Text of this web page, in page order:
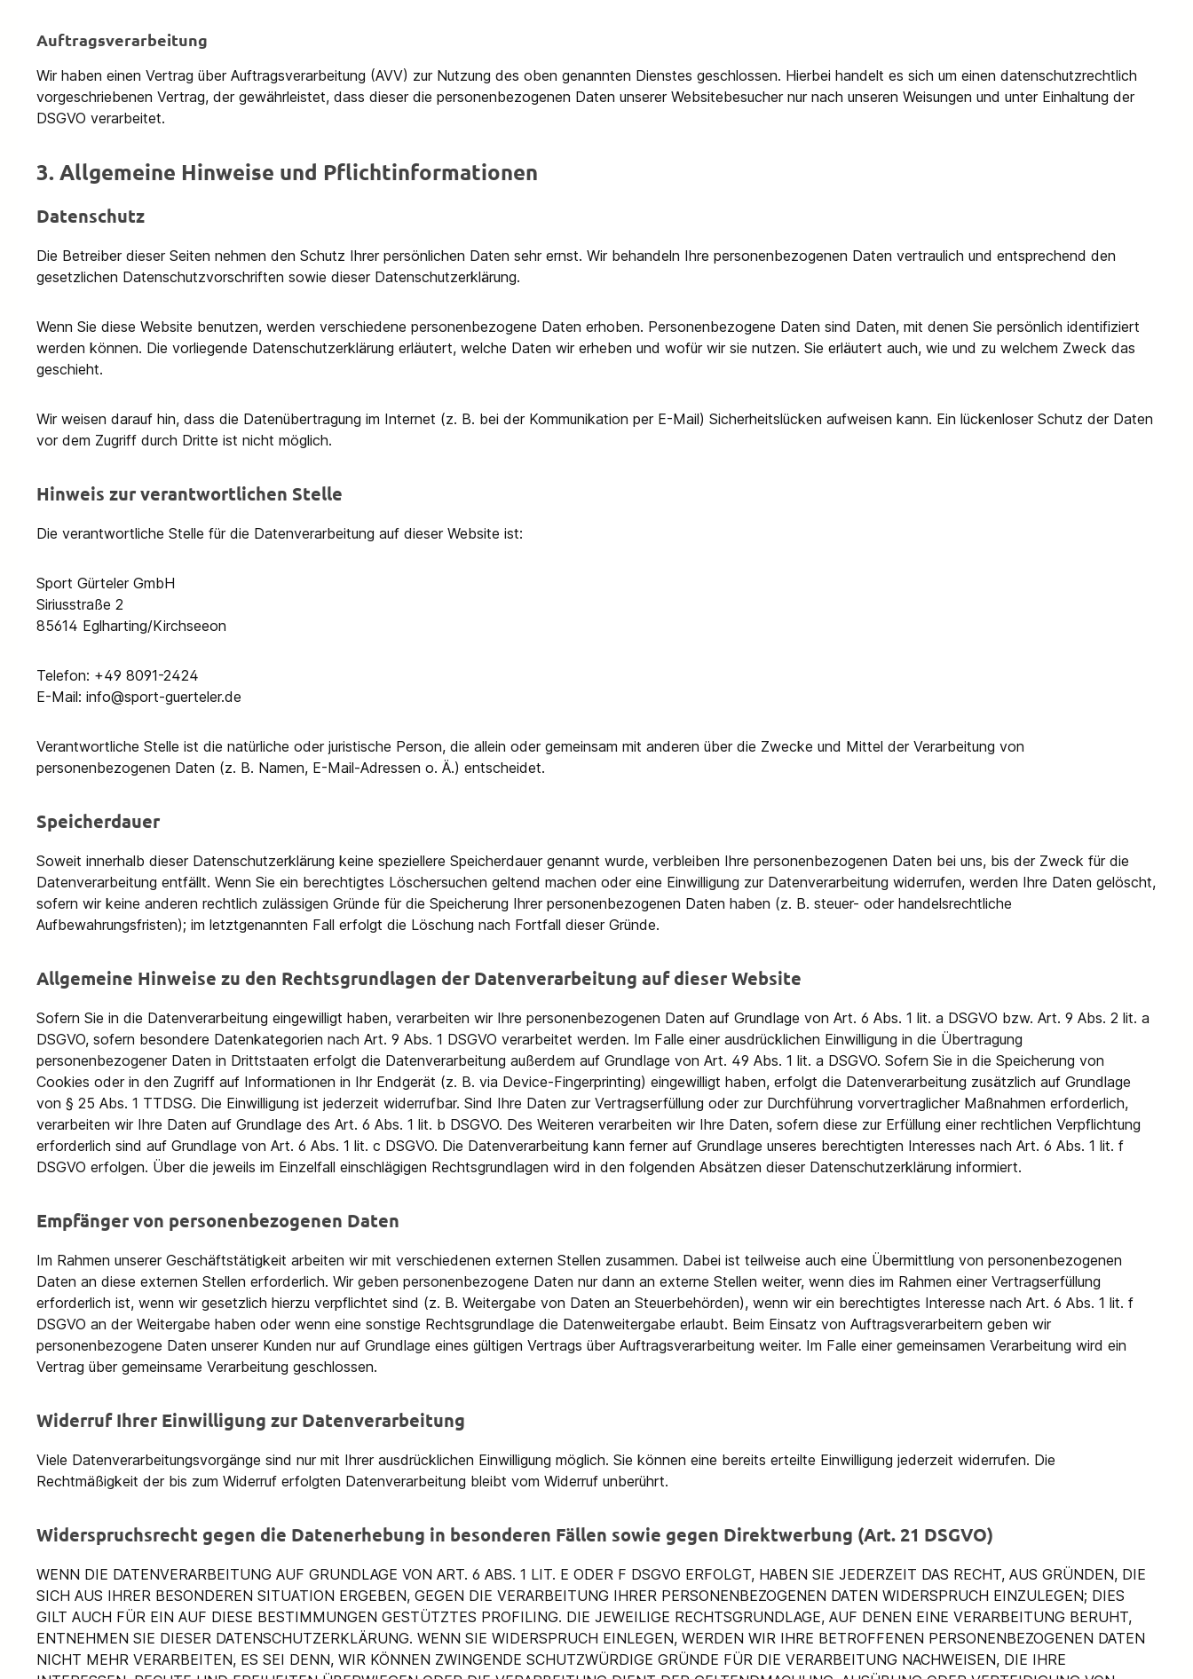
Auftragsverarbeitung
Wir haben einen Vertrag über Auftragsverarbeitung (AVV) zur Nutzung des oben genannten Dienstes geschlossen. Hierbei handelt es sich um einen datenschutzrechtlich
vorgeschriebenen Vertrag, der gewährleistet, dass dieser die personenbezogenen Daten unserer Websitebesucher nur nach unseren Weisungen und unter Einhaltung der
DSGVO verarbeitet.
3. Allgemeine Hinweise und Pflicht­informationen
Datenschutz
Die Betreiber dieser Seiten nehmen den Schutz Ihrer persönlichen Daten sehr ernst. Wir behandeln Ihre personenbezogenen Daten vertraulich und entsprechend den
gesetzlichen Datenschutzvorschriften sowie dieser Datenschutzerklärung.
Wenn Sie diese Website benutzen, werden verschiedene personenbezogene Daten erhoben. Personenbezogene Daten sind Daten, mit denen Sie persönlich identifiziert
werden können. Die vorliegende Datenschutzerklärung erläutert, welche Daten wir erheben und wofür wir sie nutzen. Sie erläutert auch, wie und zu welchem Zweck das
geschieht.
Wir weisen darauf hin, dass die Datenübertragung im Internet (z. B. bei der Kommunikation per E-Mail) Sicherheitslücken aufweisen kann. Ein lückenloser Schutz der Daten
vor dem Zugriff durch Dritte ist nicht möglich.
Hinweis zur verantwortlichen Stelle
Die verantwortliche Stelle für die Datenverarbeitung auf dieser Website ist:
Sport Gürteler GmbH
Siriusstraße 2
85614 Eglharting/Kirchseeon
Telefon: +49 8091-2424
E-Mail: info@sport-guerteler.de
Verantwortliche Stelle ist die natürliche oder juristische Person, die allein oder gemeinsam mit anderen über die Zwecke und Mittel der Verarbeitung von
personenbezogenen Daten (z. B. Namen, E-Mail-Adressen o. Ä.) entscheidet.
Speicherdauer
Soweit innerhalb dieser Datenschutzerklärung keine speziellere Speicherdauer genannt wurde, verbleiben Ihre personenbezogenen Daten bei uns, bis der Zweck für die
Datenverarbeitung entfällt. Wenn Sie ein berechtigtes Löschersuchen geltend machen oder eine Einwilligung zur Datenverarbeitung widerrufen, werden Ihre Daten gelöscht,
sofern wir keine anderen rechtlich zulässigen Gründe für die Speicherung Ihrer personenbezogenen Daten haben (z. B. steuer- oder handelsrechtliche
Aufbewahrungsfristen); im letztgenannten Fall erfolgt die Löschung nach Fortfall dieser Gründe.
Allgemeine Hinweise zu den Rechtsgrundlagen der Datenverarbeitung auf dieser Website
Sofern Sie in die Datenverarbeitung eingewilligt haben, verarbeiten wir Ihre personenbezogenen Daten auf Grundlage von Art. 6 Abs. 1 lit. a DSGVO bzw. Art. 9 Abs. 2 lit. a
DSGVO, sofern besondere Datenkategorien nach Art. 9 Abs. 1 DSGVO verarbeitet werden. Im Falle einer ausdrücklichen Einwilligung in die Übertragung
personenbezogener Daten in Drittstaaten erfolgt die Datenverarbeitung außerdem auf Grundlage von Art. 49 Abs. 1 lit. a DSGVO. Sofern Sie in die Speicherung von
Cookies oder in den Zugriff auf Informationen in Ihr Endgerät (z. B. via Device-Fingerprinting) eingewilligt haben, erfolgt die Datenverarbeitung zusätzlich auf Grundlage
von § 25 Abs. 1 TTDSG. Die Einwilligung ist jederzeit widerrufbar. Sind Ihre Daten zur Vertragserfüllung oder zur Durchführung vorvertraglicher Maßnahmen erforderlich,
verarbeiten wir Ihre Daten auf Grundlage des Art. 6 Abs. 1 lit. b DSGVO. Des Weiteren verarbeiten wir Ihre Daten, sofern diese zur Erfüllung einer rechtlichen Verpflichtung
erforderlich sind auf Grundlage von Art. 6 Abs. 1 lit. c DSGVO. Die Datenverarbeitung kann ferner auf Grundlage unseres berechtigten Interesses nach Art. 6 Abs. 1 lit. f
DSGVO erfolgen. Über die jeweils im Einzelfall einschlägigen Rechtsgrundlagen wird in den folgenden Absätzen dieser Datenschutzerklärung informiert.
Empfänger von personenbezogenen Daten
Im Rahmen unserer Geschäftstätigkeit arbeiten wir mit verschiedenen externen Stellen zusammen. Dabei ist teilweise auch eine Übermittlung von personenbezogenen
Daten an diese externen Stellen erforderlich. Wir geben personenbezogene Daten nur dann an externe Stellen weiter, wenn dies im Rahmen einer Vertragserfüllung
erforderlich ist, wenn wir gesetzlich hierzu verpflichtet sind (z. B. Weitergabe von Daten an Steuerbehörden), wenn wir ein berechtigtes Interesse nach Art. 6 Abs. 1 lit. f
DSGVO an der Weitergabe haben oder wenn eine sonstige Rechtsgrundlage die Datenweitergabe erlaubt. Beim Einsatz von Auftragsverarbeitern geben wir
personenbezogene Daten unserer Kunden nur auf Grundlage eines gültigen Vertrags über Auftragsverarbeitung weiter. Im Falle einer gemeinsamen Verarbeitung wird ein
Vertrag über gemeinsame Verarbeitung geschlossen.
Widerruf Ihrer Einwilligung zur Datenverarbeitung
Viele Datenverarbeitungsvorgänge sind nur mit Ihrer ausdrücklichen Einwilligung möglich. Sie können eine bereits erteilte Einwilligung jederzeit widerrufen. Die
Rechtmäßigkeit der bis zum Widerruf erfolgten Datenverarbeitung bleibt vom Widerruf unberührt.
Widerspruchsrecht gegen die Datenerhebung in besonderen Fällen sowie gegen Direktwerbung (Art. 21 DSGVO)
WENN DIE DATENVERARBEITUNG AUF GRUNDLAGE VON ART. 6 ABS. 1 LIT. E ODER F DSGVO ERFOLGT, HABEN SIE JEDERZEIT DAS RECHT, AUS GRÜNDEN, DIE
SICH AUS IHRER BESONDEREN SITUATION ERGEBEN, GEGEN DIE VERARBEITUNG IHRER PERSONENBEZOGENEN DATEN WIDERSPRUCH EINZULEGEN; DIES
GILT AUCH FÜR EIN AUF DIESE BESTIMMUNGEN GESTÜTZTES PROFILING. DIE JEWEILIGE RECHTSGRUNDLAGE, AUF DENEN EINE VERARBEITUNG BERUHT,
ENTNEHMEN SIE DIESER DATENSCHUTZERKLÄRUNG. WENN SIE WIDERSPRUCH EINLEGEN, WERDEN WIR IHRE BETROFFENEN PERSONENBEZOGENEN DATEN
NICHT MEHR VERARBEITEN, ES SEI DENN, WIR KÖNNEN ZWINGENDE SCHUTZWÜRDIGE GRÜNDE FÜR DIE VERARBEITUNG NACHWEISEN, DIE IHRE